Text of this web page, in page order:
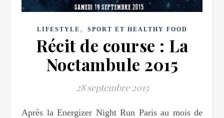
LIFESTYLE , SPORT ET HEALTHY FOOD
Récit de course : La
Noctambule 2015
28 septembre 2015
Après la Energizer Night Run Paris au mois de